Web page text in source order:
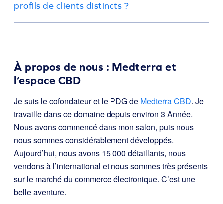
profils de clients distincts ?
À propos de nous : Medterra et
l’espace CBD
Je suis le cofondateur et le PDG de Medterra CBD. Je
travaille dans ce domaine depuis environ 3 Année.
Nous avons commencé dans mon salon, puis nous
nous sommes considérablement développés.
Aujourd’hui, nous avons 15 000 détaillants, nous
vendons à l’international et nous sommes très présents
sur le marché du commerce électronique. C’est une
belle aventure.